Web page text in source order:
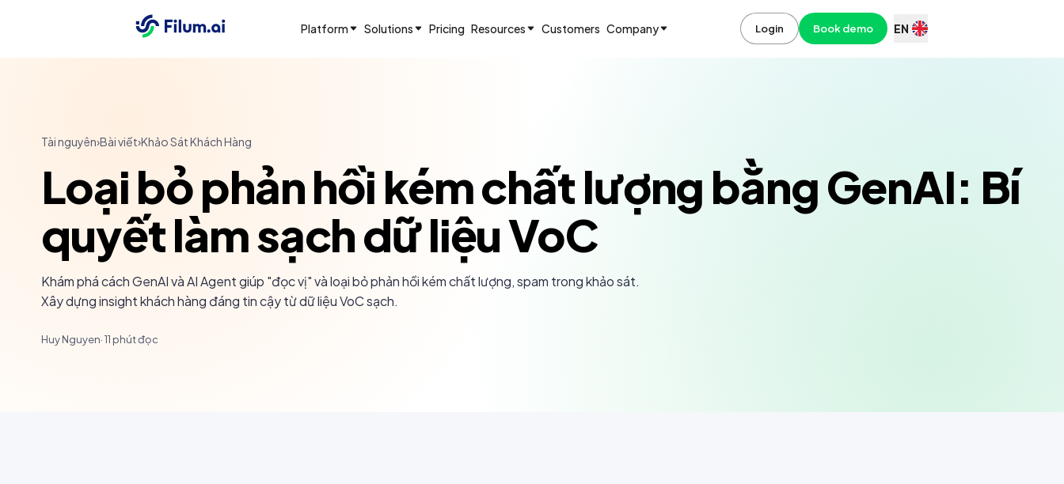
Platform Solutions Pricing Resources Customers Company Login Book demo EN
Tài nguyên›Bài viết›Khảo Sát Khách Hàng
Loại bỏ phản hồi kém chất lượng bằng GenAI: Bí
quyết làm sạch dữ liệu VoC
Khám phá cách GenAI và AI Agent giúp "đọc vị" và loại bỏ phản hồi kém chất lượng, spam trong khảo sát.
Xây dựng insight khách hàng đáng tin cậy từ dữ liệu VoC sạch.
Huy Nguyen·11 phút đọc